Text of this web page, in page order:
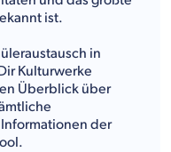
ist.
in
Kulturwerke
Überblick über
der